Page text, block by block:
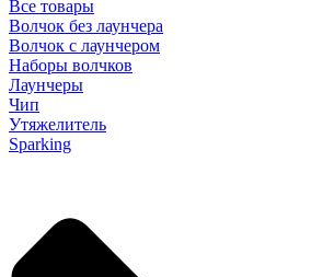
Все товары
Волчок без лаунчера
Волчок с лаунчером
Наборы волчков
Лаунчеры
Чип
Утяжелитель
Sparking